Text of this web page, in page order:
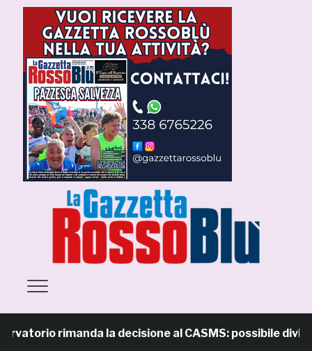
rimanda la decisione al CASMS: possibile divieto